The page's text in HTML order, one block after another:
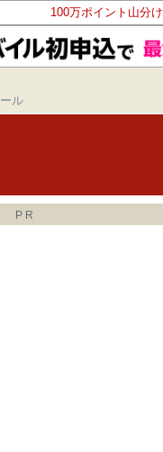
100万ポイント山分
ル
PR